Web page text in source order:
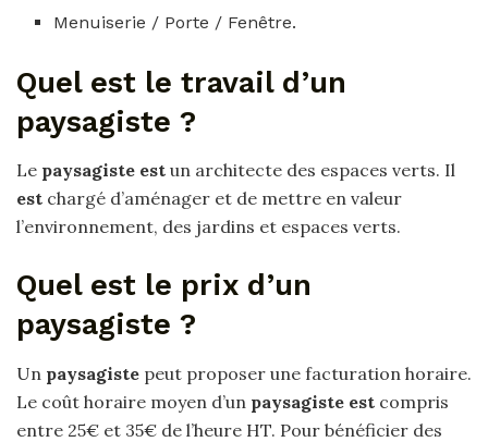
Menuiserie / Porte / Fenêtre.
Quel est le travail d’un
paysagiste ?
Le paysagiste est un architecte des espaces verts. Il
est chargé d’aménager et de mettre en valeur
l’environnement, des jardins et espaces verts.
Quel est le prix d’un
paysagiste ?
Un paysagiste peut proposer une facturation horaire.
Le coût horaire moyen d’un paysagiste est compris
entre 25€ et 35€ de l’heure HT. Pour bénéficier des